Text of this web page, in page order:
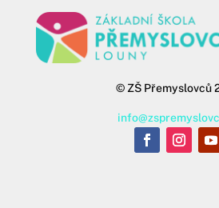
© ZŠ Přemyslovců